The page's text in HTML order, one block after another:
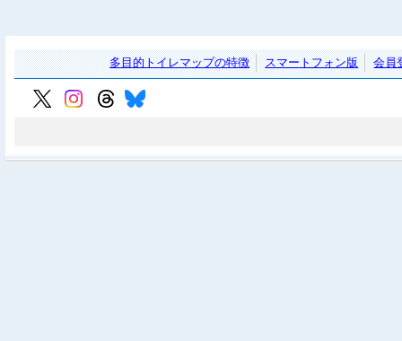
多目的トイレマップの特徴 スマートフォン版 会員